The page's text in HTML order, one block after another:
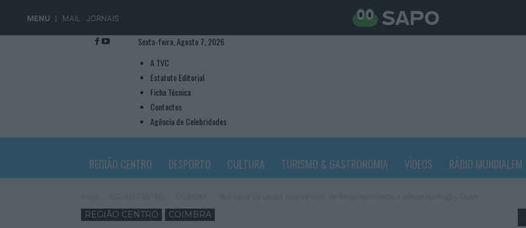
MENU MAIL JORNAIS
Sexta-feira, Agosto 7, 2026
A TVC
Estatuto Editorial
Ficha Técnica
Contactos
Agência de Celebridades
REGIÃO CENTRO DESPORTO CULTURA TURISMO & GASTRONOMIA VÍDEOS RÁDIO MUNDIALFM
REGIÃO CENTRO COIMBRA